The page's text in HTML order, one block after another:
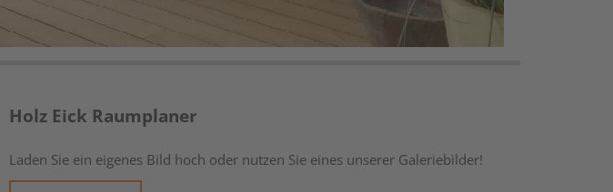
Holz Eick Raumplaner
Laden Sie ein eigenes Bild hoch oder nutzen Sie eines unserer Galeriebilder!